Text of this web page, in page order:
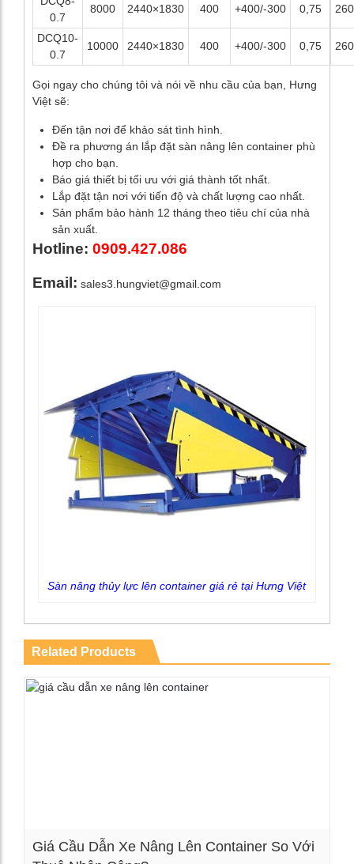
0.7
8000 2440×1830 400 +400/-300 0,75
DCQ10-
0.7
10000 2440×1830 400 +400/-300 0,75
Gọi ngay cho chúng tôi và nói về nhu cầu của bạn, Hưng
Việt sẽ:
Đến tận nơi để khảo sát tình hình.
Đề ra phương án lắp đặt sàn nâng lên container phù
hợp cho bạn.
Báo giá thiết bị tối ưu với giá thành tốt nhất.
Lắp đặt tận nơi với tiến độ và chất lượng cao nhất.
Sản phẩm bảo hành 12 tháng theo tiêu chí của nhà
sản xuất.
Hotline: 0909.427.086
Email: sales3.hungviet@gmail.com
Sàn nâng thủy lực lên container giá rẻ tại Hưng Việt
Related Products
Giá Cầu Dẫn Xe Nâng Lên Container So Với